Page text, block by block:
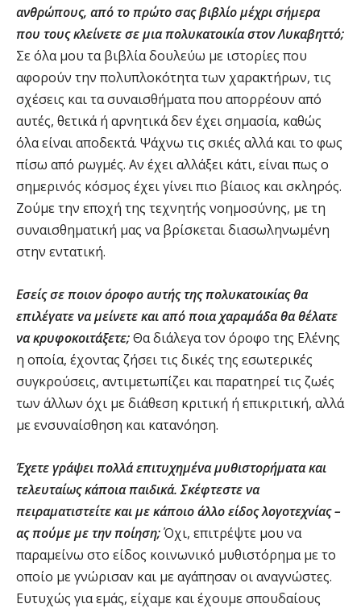
ανθρώπους, από το πρώτο σας βιβλίο μέχρι σήμερα
που τους κλείνετε σε μια πολυκατοικία στον Λυκαβηττό;
Σε όλα μου τα βιβλία δουλεύω με ιστορίες που
αφορούν την πολυπλοκότητα των χαρακτήρων, τις
σχέσεις και τα συναισθήματα που απορρέουν από
αυτές, θετικά ή αρνητικά δεν έχει σημασία, καθώς
όλα είναι αποδεκτά. Ψάχνω τις σκιές αλλά και το φως
πίσω από ρωγμές. Αν έχει αλλάξει κάτι, είναι πως ο
σημερινός κόσμος έχει γίνει πιο βίαιος και σκληρός.
Ζούμε την εποχή της τεχνητής νοημοσύνης, με τη
συναισθηματική μας να βρίσκεται διασωληνωμένη
στην εντατική.
Εσείς σε ποιον όροφο αυτής της πολυκατοικίας θα
επιλέγατε να μείνετε και από ποια χαραμάδα θα θέλατε
να κρυφοκοιτάξετε;Θα διάλεγα τον όροφο της Ελένης
η οποία, έχοντας ζήσει τις δικές της εσωτερικές
συγκρούσεις, αντιμετωπίζει και παρατηρεί τις ζωές
των άλλων όχι με διάθεση κριτική ή επικριτική, αλλά
με ενσυναίσθηση και κατανόηση.
Έχετε γράψει πολλά επιτυχημένα μυθιστορήματα και
τελευταίως κάποια παιδικά. Σκέφτεστε να
πειραματιστείτε και με κάποιο άλλο είδος λογοτεχνίας –
ας πούμε με την ποίηση;Όχι, επιτρέψτε μου να
παραμείνω στο είδος κοινωνικό μυθιστόρημα με το
οποίο με γνώρισαν και με αγάπησαν οι αναγνώστες.
Ευτυχώς για εμάς, είχαμε και έχουμε σπουδαίους